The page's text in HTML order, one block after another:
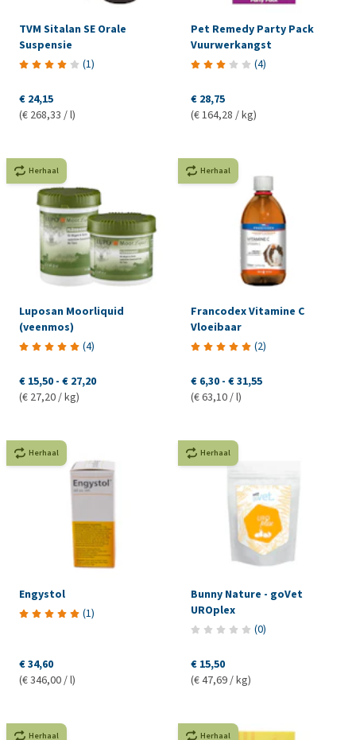
TVM Sitalan SE Orale
Suspensie
(1)
€ 24,15
(€ 268,33 / l)
Pet Remedy Party Pack
Vuurwerkangst
(4)
€ 28,75
(€ 164,28 / kg)
Herhaal
Luposan Moorliquid
(veenmos)
(4)
€ 15,50 - € 27,20
(€ 27,20 / kg)
Herhaal
Francodex Vitamine C
Vloeibaar
(2)
€ 6,30 - € 31,55
(€ 63,10 / l)
Herhaal
Engystol
(1)
€ 34,60
(€ 346,00 / l)
Herhaal
Bunny Nature - goVet
UROplex
(0)
€ 15,50
(€ 47,69 / kg)
Herhaal Herhaal